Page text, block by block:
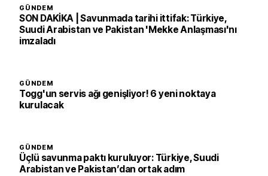
GÜNDEM
SON DAKİKA | Savunmada tarihi ittifak: Türkiye,
Suudi Arabistan ve Pakistan 'Mekke Anlaşması'nı
imzaladı
GÜNDEM
Togg'un servis ağı genişliyor! 6 yeni noktaya
kurulacak
GÜNDEM
Üçlü savunma paktı kuruluyor: Türkiye, Suudi
Arabistan ve Pakistan’dan ortak adım